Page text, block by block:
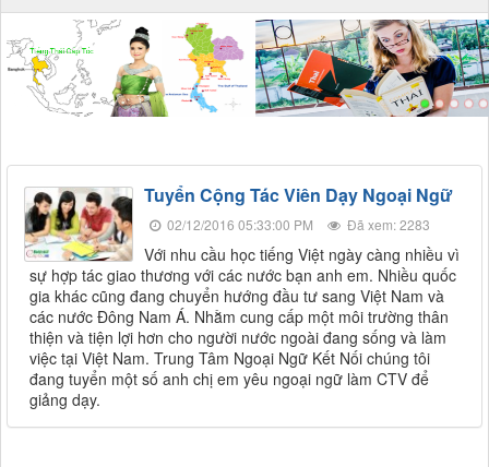
Tiếng Thái Cấp Tốc
Tuyển Cộng Tác Viên Dạy Ngoại Ngữ
02/12/2016 05:33:00 PM Đã xem: 2283
Với nhu cầu học tiếng Việt ngày càng nhiều vì
sự hợp tác giao thương với các nước bạn anh em. Nhiều quốc
gia khác cũng đang chuyển hướng đầu tư sang Việt Nam và
các nước Đông Nam Á. Nhằm cung cấp một môi trường thân
thiện và tiện lợi hơn cho người nước ngoài đang sống và làm
việc tại Việt Nam. Trung Tâm Ngoại Ngữ Kết Nối chúng tôi
đang tuyển một số anh chị em yêu ngoại ngữ làm CTV để
giảng dạy.